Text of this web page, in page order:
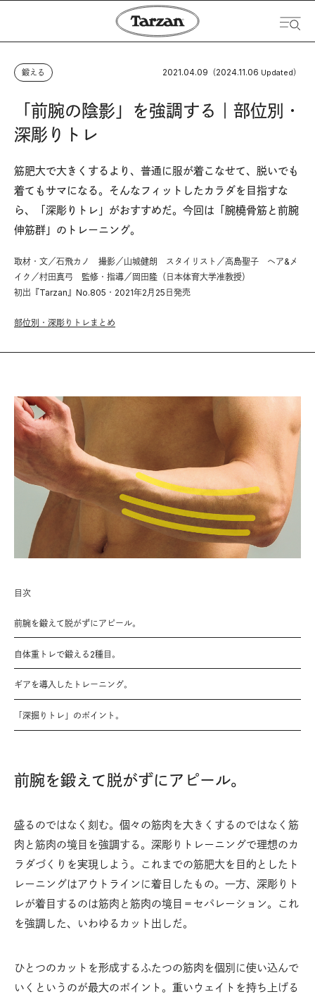
鍛える 2021.04.09 （2024.11.06 Updated）
「前腕の陰影」を強調する｜部位別・
深彫りトレ
筋肥大で大きくするより、普通に服が着こなせて、脱いでも
着てもサマになる。そんなフィットしたカラダを目指すな
ら、「深彫りトレ」がおすすめだ。今回は「腕橈骨筋と前腕
伸筋群」のトレーニング。
取材・文／石飛カノ 撮影／山城健朗 スタイリスト／高島聖子 ヘア&メ
イク／村田真弓 監修・指導／岡田隆（日本体育大学准教授）
初出『Tarzan』No.805・2021年2月25日発売
部位別・深彫りトレまとめ
目次
前腕を鍛えて脱がずにアピール。
自体重トレで鍛える2種目。
ギアを導入したトレーニング。
「深掘りトレ」のポイント。
前腕を鍛えて脱がずにアピール。
盛るのではなく刻む。個々の筋肉を大きくするのではなく筋
肉と筋肉の境目を強調する。深彫りトレーニングで理想のカ
ラダづくりを実現しよう。これまでの筋肥大を目的としたト
レーニングはアウトラインに着目したもの。一方、深彫りト
レが着目するのは筋肉と筋肉の境目＝セパレーション。これ
を強調した、いわゆるカット出しだ。
ひとつのカットを形成するふたつの筋肉を個別に使い込んで
いくというのが最大のポイント。重いウェイトを持ち上げる